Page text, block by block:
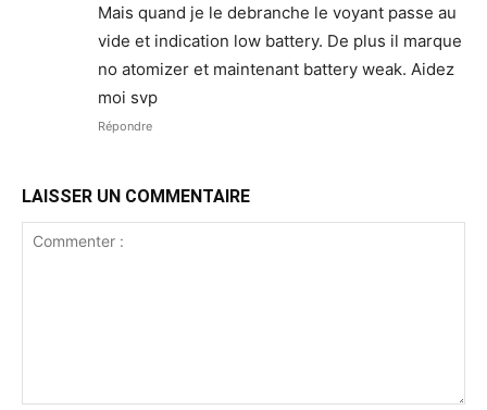
Mais quand je le debranche le voyant passe au
vide et indication low battery. De plus il marque
no atomizer et maintenant battery weak. Aidez
moi svp
Répondre
LAISSER UN COMMENTAIRE